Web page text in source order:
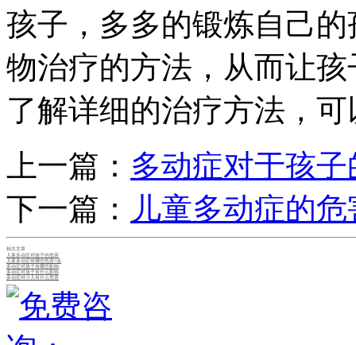
孩子，多多的锻炼自己
物治疗的方法，从而让
了解详细的治疗方法，可
上一篇： 多动症对于孩
下一篇： 儿童多动症的
相关文章
儿童多动症对孩子的危害
儿童多动症有哪些危害?该
多动症对孩子有哪些影响
多动症对孩子有什么影响
多动症对小儿有什么危害